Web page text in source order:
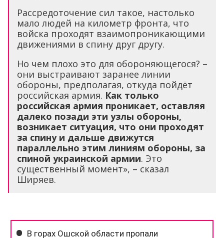
Рассредоточение сил такое, настолько
мало людей на километр фронта, что
войска проходят взаимопроникающими
движениями в спину друг другу.
Но чем плохо это для обороняющегося? –
они выстраивают заранее линии
обороны, предполагая, откуда пойдёт
российская армия. Как только
российская армия проникает, оставляя
далеко позади эти узлы обороны,
возникает ситуация, что они проходят
за спину и дальше движутся
параллельно этим линиям обороны, за
спиной украинской армии. Это
существенный момент», – сказал
Ширяев.